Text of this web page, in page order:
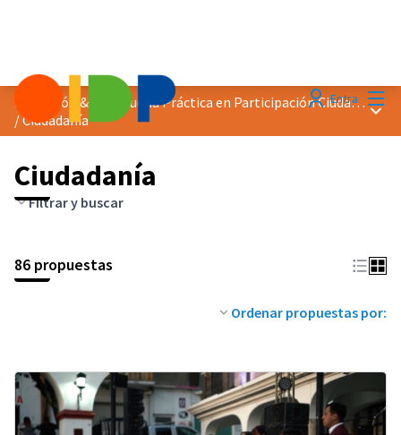
EntraDistinción &quot;Buena Práctica en Participación Ciudadana&quot; 2023
/Ciudadanía
Ciudadanía
Filtrar y buscar
86 propuestas
Ordenar propuestas por: